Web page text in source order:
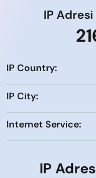
IP
IP Country:
IP City:
Internet Service:
IP